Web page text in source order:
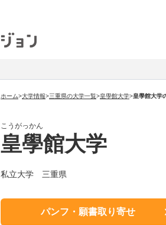
ホーム>大学情報>三重県の大学一覧>皇學館大学>皇學館大学
こうがっかん
皇學館大学
私立大学 三重県
パンフ・願書取り寄せ